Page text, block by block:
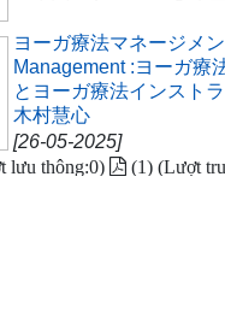
ヨーガ療法マネージメ
Management :ヨーガ療
とヨーガ療法インスト
木村慧心
[26-05-2025]
lưu thông:0) (1) (Lượt